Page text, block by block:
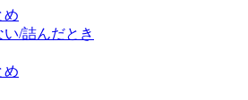
め
/詰んだとき
め